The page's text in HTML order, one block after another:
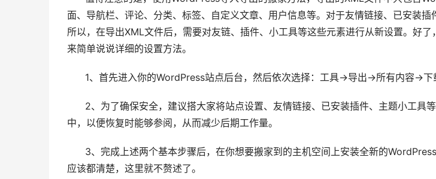
面、导航栏、评论、分类、标签、自定义文章、用户信息等。对于友情链接、已安装插
所以，在导出XML文件后，需要对友链、插件、小工具等这些元素进行从新设置。好
来简单说说详细的设置方法。
1、首先进入你的WordPress站点后台，然后依次选择：工具->导出->所有内容->下
2、为了确保安全，建议搭大家将站点设置、友情链接、已安装插件、主题小工具
中，以便恢复时能够参阅，从而减少后期工作量。
3、完成上述两个基本步骤后，在你想要搬家到的主机空间上安装全新的
应该都清楚，这里就不赘述了。